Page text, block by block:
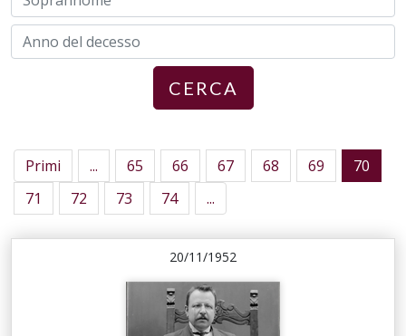
CERCA
Primi ... 65 66 67 68 69
70
71
72 73 74 ...
20/11/1952